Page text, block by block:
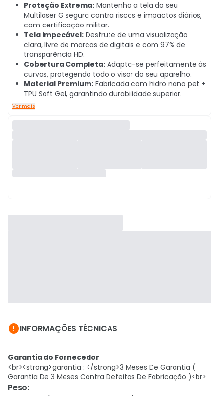
Proteção Extrema: Mantenha a tela do seu
Multilaser G segura contra riscos e impactos diários,
com certificação militar.
Tela Impecável: Desfrute de uma visualização
clara, livre de marcas de digitais e com 97% de
transparência HD.
Cobertura Completa: Adapta-se perfeitamente às
curvas, protegendo todo o visor do seu aparelho.
Material Premium: Fabricada com hidro nano pet +
TPU Soft Gel, garantindo durabilidade superior.
Ver mais
INFORMAÇÕES TÉCNICAS
Garantia do Fornecedor
<br><strong>garantia : </strong>3 Meses De Garantia (
Garantia De 3 Meses Contra Defeitos De Fabricação )<br>
Peso: